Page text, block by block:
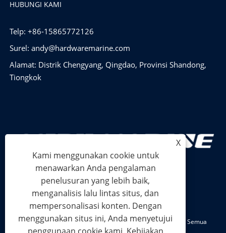
HUBUNGI KAMI
Telp: +86-15865772126
Surel: andy@hardwaremarine.com
Alamat: Distrik Chengyang, Qingdao, Provinsi Shandong,
Tiongkok
Hak Cipta © 2024 Shandong Power Industry and Trade Co., Ltd. Semua
X
Kami menggunakan cookie untuk
menawarkan Anda pengalaman
penelusuran yang lebih baik,
menganalisis lalu lintas situs, dan
mempersonalisasi konten. Dengan
menggunakan situs ini, Anda menyetujui